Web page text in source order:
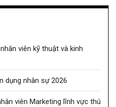
viên kỹ thuật và kinh
dụng nhân sự 2026
viên Marketing lĩnh vực thú